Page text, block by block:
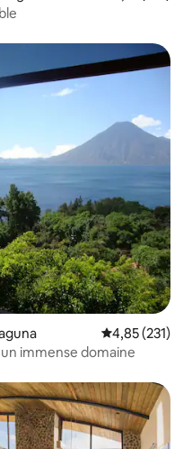
Évaluation
4,85 (231)
immense domaine
appréciés